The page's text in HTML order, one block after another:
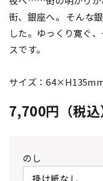
街、銀座へ。 そんな
した。ゆっくり寛ぐ
スです。
サイズ：
7,700円（税込
のし